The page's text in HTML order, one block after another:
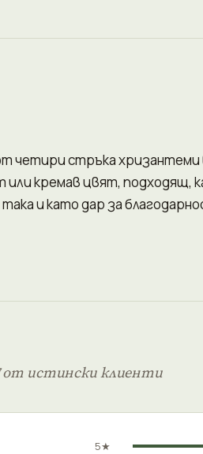
четири стръка
или кремав цвят, подходящ,
и като дар за
от истински клиенти
5★